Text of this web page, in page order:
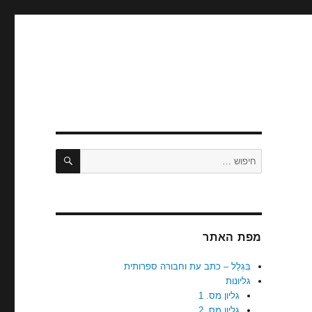
חיפוש
מפת האתר
בִּגְלַל – כתב עת וחבורה ספרותית
גליונות
גליון מס. 1